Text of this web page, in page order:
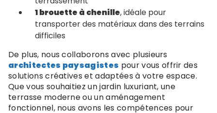
1 brouette à chenille, idéale pour
transporter des matériaux dans des terrains
difficiles
De plus, nous collaborons avec plusieurs
architectes paysagistes pour vous offrir des
solutions créatives et adaptées à votre espace.
Que vous souhaitiez un jardin luxuriant, une
terrasse moderne ou un aménagement
fonctionnel, nous avons les compétences pour